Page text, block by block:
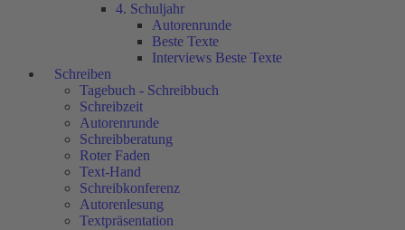
4. Schuljahr
Autorenrunde
Beste Texte
Interviews Beste Texte
Schreiben
Tagebuch - Schreibbuch
Schreibzeit
Autorenrunde
Schreibberatung
Roter Faden
Text-Hand
Schreibkonferenz
Autorenlesung
Textpräsentation